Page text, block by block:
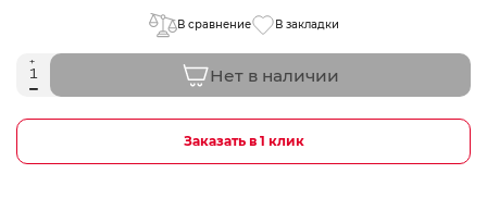
В сравнение В закладки
Нет в наличии
Заказать в 1 клик